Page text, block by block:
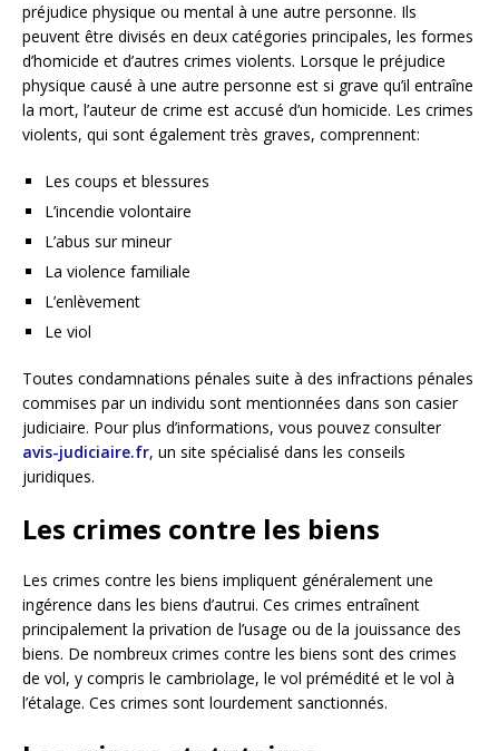
préjudice physique ou mental à une autre personne. Ils
peuvent être divisés en deux catégories principales, les formes
d’homicide et d’autres crimes violents. Lorsque le préjudice
physique causé à une autre personne est si grave qu’il entraîne
la mort, l’auteur de crime est accusé d’un homicide. Les crimes
violents, qui sont également très graves, comprennent:
Les coups et blessures
L’incendie volontaire
L’abus sur mineur
La violence familiale
L’enlèvement
Le viol
Toutes condamnations pénales suite à des infractions pénales
commises par un individu sont mentionnées dans son casier
judiciaire. Pour plus d’informations, vous pouvez consulter
avis-judiciaire.fr, un site spécialisé dans les conseils
juridiques.
Les crimes contre les biens
Les crimes contre les biens impliquent généralement une
ingérence dans les biens d’autrui. Ces crimes entraînent
principalement la privation de l’usage ou de la jouissance des
biens. De nombreux crimes contre les biens sont des crimes
de vol, y compris le cambriolage, le vol prémédité et le vol à
l’étalage. Ces crimes sont lourdement sanctionnés.